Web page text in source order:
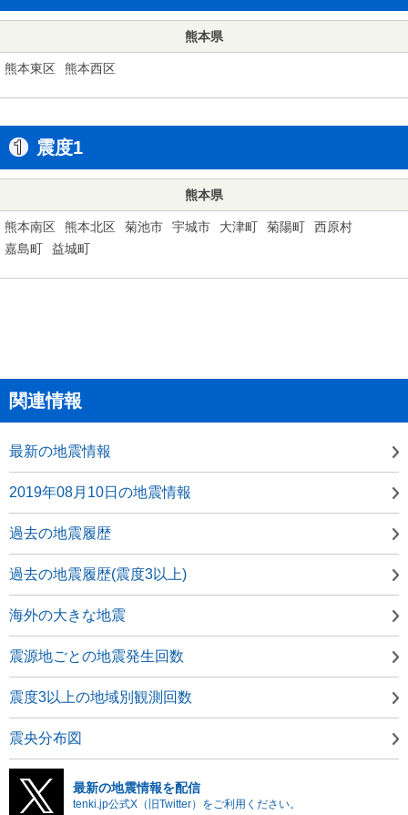
熊本県
熊本東区 熊本西区
震度1
熊本県
熊本南区 熊本北区 菊池市 宇城市 大津町 菊陽町
西原村
嘉島町
益城町
関連情報
最新の地震情報
2019年08月10日の地震情報
過去の地震履歴
過去の地震履歴(震度3以上)
海外の大きな地震
震源地ごとの地震発生回数
震度3以上の地域別観測回数
震央分布図
最新の地震情報を配信
tenki.jp公式X（旧Twitter）をご利用ください。